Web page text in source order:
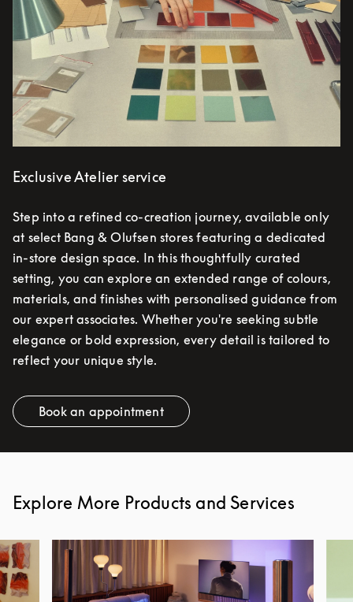
Exclusive Atelier service
Step into a refined co-creation journey, available only
at select Bang & Olufsen stores featuring a dedicated
in-store design space. In this thoughtfully curated
setting, you can explore an extended range of colours,
materials, and finishes with personalised guidance from
our expert associates. Whether you're seeking subtle
elegance or bold expression, every detail is tailored to
reflect your unique style.
Book an appointmentLink Opens in New Tab
Explore More Products and Services